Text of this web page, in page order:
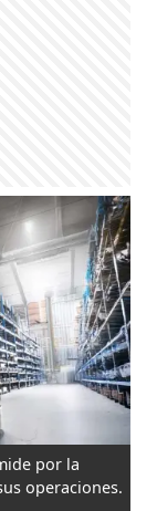
por la
operaciones.